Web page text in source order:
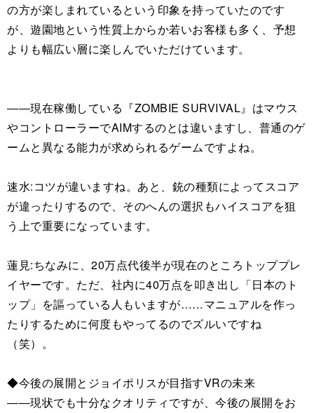
の方が楽しまれているという印象を持っていたのです
が、遊園地という性質上からか若いお客様も多く、予想
よりも幅広い層に楽しんでいただけています。
――現在稼働している『ZOMBIE SURVIVAL』はマウス
やコントローラーでAIMするのとは違いますし、普通のゲ
ームと異なる能力が求められるゲームですよね。
速水:コツが違いますね。あと、銃の種類によってスコア
が違ったりするので、そのへんの選択もハイスコアを狙
う上で重要になっています。
蓮見:ちなみに、20万点代後半が現在のところトッププレ
イヤーです。ただ、社内に40万点を叩き出し「日本のト
ップ」を謳っている人もいますが……マニュアルを作っ
たりするために何度もやってるのでズルいですね
（笑）。
◆今後の展開とジョイポリスが目指すVRの未来
――現状でも十分なクオリティですが、今後の展開をお